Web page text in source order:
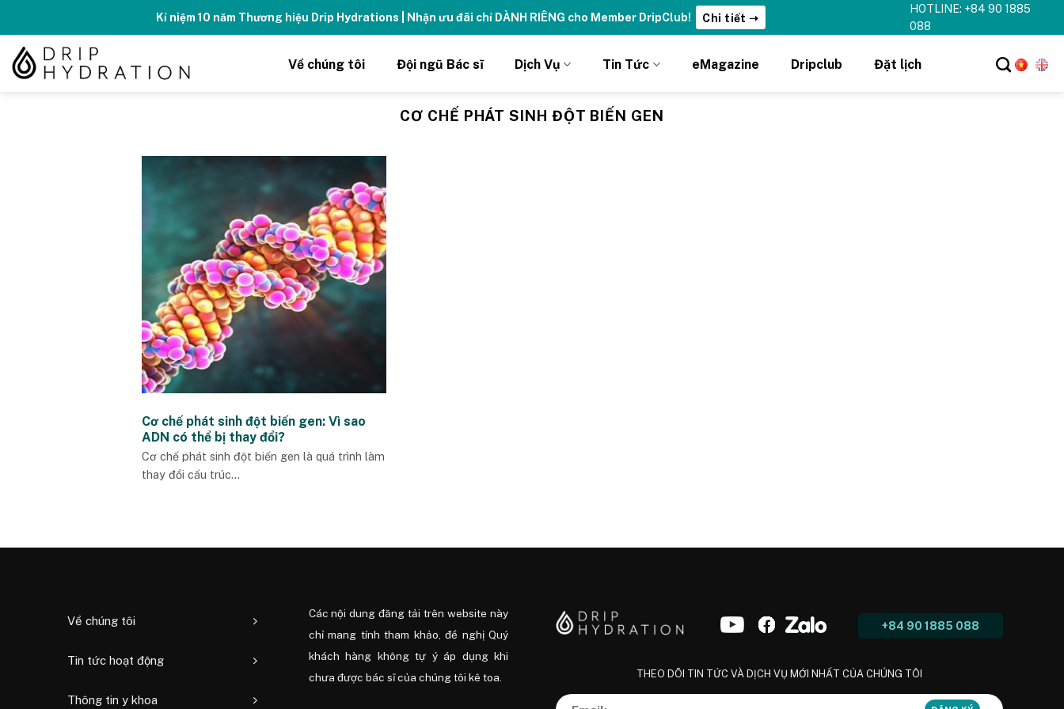
content
Kỉ niệm 10 năm Thương hiệu Drip Hydrations | Nhận ưu đãi chỉ DÀNH RIÊNG cho Member DripClub! Chi tiết ➝
HOTLINE: +84 90 1885
088
Về chúng tôi Đội ngũ Bác sĩ Dịch Vụ Tin Tức eMagazine Dripclub Đặt lịch
CƠ CHẾ PHÁT SINH ĐỘT BIẾN GEN
Cơ chế phát sinh đột biến gen: Vì sao
ADN có thể bị thay đổi?
Cơ chế phát sinh đột biến gen là quá trình làm
thay đổi cấu trúc...
Về chúng tôi
Tin tức hoạt động
Thông tin y khoa
Các nội dung đăng tải trên website này
chỉ mang tính tham khảo, đề nghị Quý
khách hàng không tự ý áp dụng khi
chưa được bác sĩ của chúng tôi kê toa.
+84 90 1885 088
THEO DÕI TIN TỨC VÀ DỊCH VỤ MỚI NHẤT CỦA CHÚNG TÔI